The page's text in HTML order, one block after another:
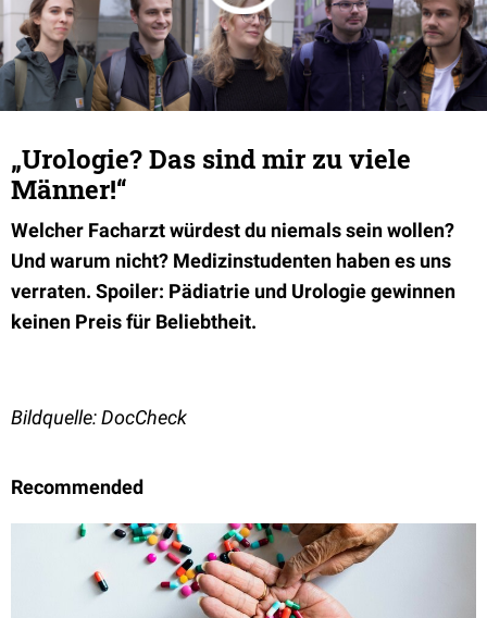
„Urologie? Das sind mir zu viele
Männer!“
Welcher Facharzt würdest du niemals sein wollen?
Und warum nicht? Medizinstudenten haben es uns
verraten. Spoiler: Pädiatrie und Urologie gewinnen
keinen Preis für Beliebtheit.
Bildquelle: DocCheck
Recommended